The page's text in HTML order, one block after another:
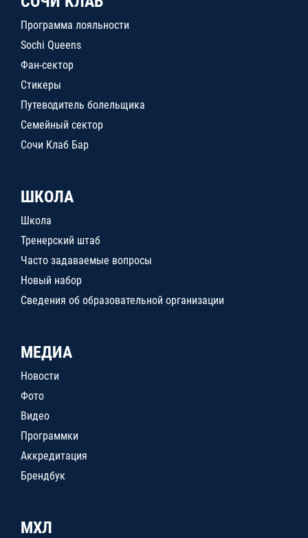
Программа лояльности
Sochi Queens
Фан-сектор
Стикеры
Путеводитель болельщика
Семейный сектор
Сочи Клаб Бар
ШКОЛА
Школа
Тренерский штаб
Часто задаваемые вопросы
Новый набор
Сведения об образовательной организации
МЕДИА
Новости
Фото
Видео
Программки
Аккредитация
Брендбук
МХЛ